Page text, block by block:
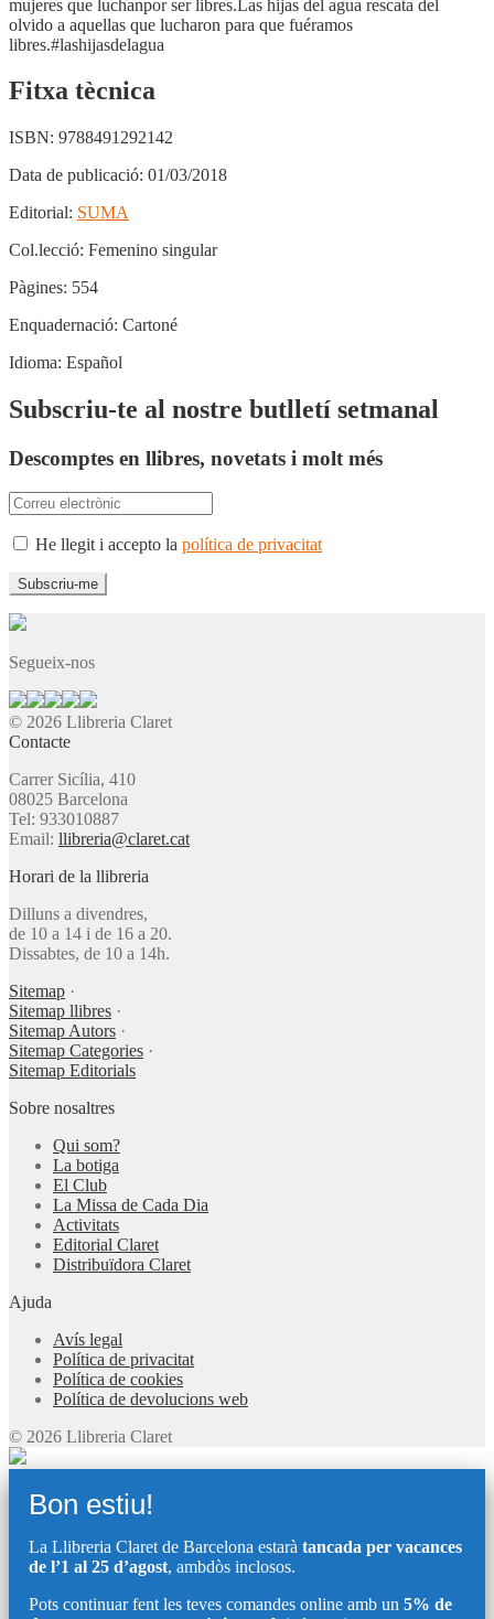
mujeres que luchanpor ser libres.Las hijas del agua rescata del
olvido a aquellas que lucharon para que fuéramos
libres.#lashijasdelagua
Fitxa tècnica
ISBN: 9788491292142
Data de publicació: 01/03/2018
Editorial: SUMA
Col.lecció: Femenino singular
Pàgines: 554
Enquadernació: Cartoné
Idioma: Español
Subscriu-te al nostre butlletí setmanal
Descomptes en llibres, novetats i molt més
He llegit i accepto la política de privacitat
Segueix-nos
© 2026 Llibreria Claret
Contacte
Carrer Sicília, 410
08025 Barcelona
Tel: 933010887
Email: llibreria@claret.cat
Horari de la llibreria
Dilluns a divendres,
de 10 a 14 i de 16 a 20.
Dissabtes, de 10 a 14h.
Sitemap ·
Sitemap llibres ·
Sitemap Autors ·
Sitemap Categories ·
Sitemap Editorials
Sobre nosaltres
Qui som?
La botiga
El Club
La Missa de Cada Dia
Activitats
Editorial Claret
Distribuïdora Claret
Ajuda
Avís legal
Política de privacitat
Política de cookies
Política de devolucions web
© 2026 Llibreria Claret
Bon estiu!
La Llibreria Claret de Barcelona estarà tancada per vacances
de l’1 al 25 d’agost, ambdòs inclosos.
Pots continuar fent les teves comandes online amb un 5% de